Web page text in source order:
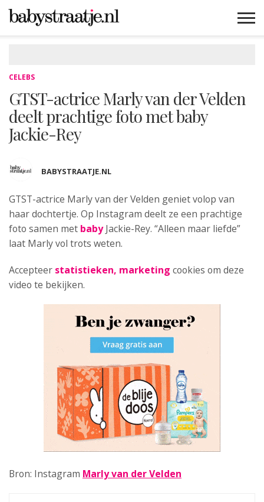
CELEBS
GTST-actrice Marly van der Velden
deelt prachtige foto met baby
Jackie-Rey
BABYSTRAATJE.NL
GTST-actrice Marly van der Velden genietvolop van
haar dochtertje. Op Instagram deelt ze een prachtige
foto samen met babyJackie-Rey. “Alleen maar liefde”
laat Marly vol trots weten.
Accepteer statistieken, marketing cookies om deze
video te bekijken.
Bron: Instagram Marly van der Velden